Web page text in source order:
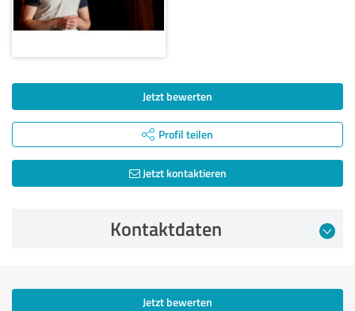
Jetzt bewerten
Profil teilen
Jetzt kontaktieren
Kontaktdaten
Jetzt bewerten